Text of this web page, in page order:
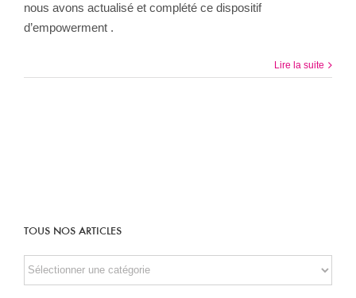
nous avons actualisé et complété ce dispositif
d’empowerment .
Lire la suite
TOUS NOS ARTICLES
TOUS
NOS